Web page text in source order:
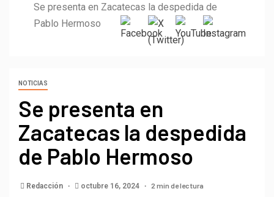
Se presenta en Zacatecas la despedida de
Pablo Hermoso
NOTICIAS
Se presenta en
Zacatecas la despedida
de Pablo Hermoso
Redacción octubre 16, 2024 2 min de lectura